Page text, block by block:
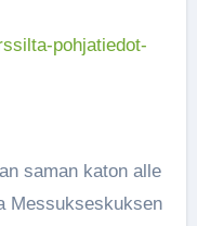
pohjatiedot-
saman katon alle
Messukseskuksen